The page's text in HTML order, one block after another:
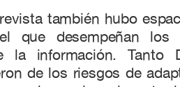
también hubo
que desempeñan los
la información. Tanto
de los riesgos de